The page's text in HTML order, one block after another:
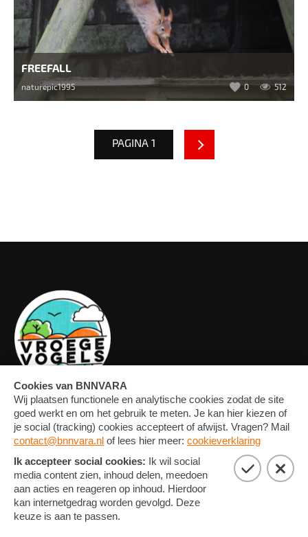
FREEFALL
naturepic1995 0 512
PAGINA 1
OVERZICHT
ARTIKELEN
FOTO'S
FORUM
NIEUWSBRIEF